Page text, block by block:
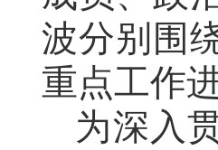
波分别围
重点工作
为深入